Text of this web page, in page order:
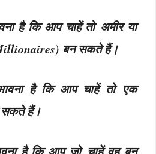
है कि आप चाहें तो अमीर या
बन सकते हैं।
है कि आप चाहें तो एक
सकते हैं।